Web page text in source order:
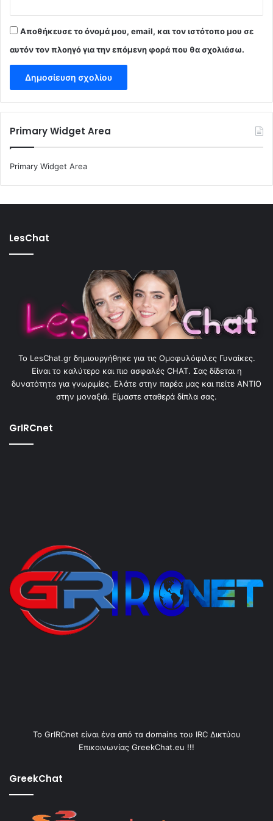
Αποθήκευσε το όνομά μου, email, και τον ιστότοπο μου σε
αυτόν τον πλοηγό για την επόμενη φορά που θα σχολιάσω.
Primary Widget Area
Primary Widget Area
LesChat
To LesChat.gr δημιουργήθηκε για τις Ομοφυλόφιλες Γυναίκες.
Είναι το καλύτερο και πιο ασφαλές CHAT. Σας δίδεται η
δυνατότητα για γνωριμίες. Ελάτε στην παρέα μας και πείτε ΑΝΤΙΟ
στην μοναξιά. Είμαστε σταθερά δίπλα σας.
GrIRCnet
Το GrIRCnet είναι ένα από τα domains του IRC Δικτύου
Επικοινωνίας GreekChat.eu !!!
GreekChat